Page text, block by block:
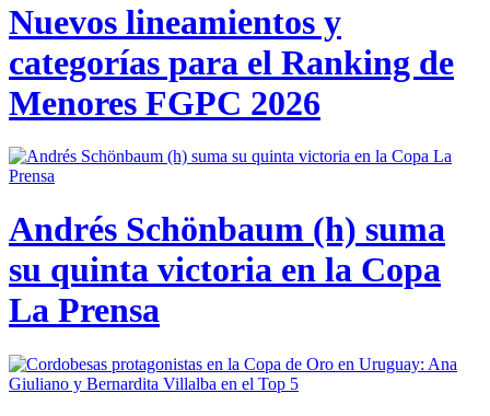
Nuevos lineamientos y
categorías para el Ranking de
Menores FGPC 2026
Andrés Schönbaum (h) suma
su quinta victoria en la Copa
La Prensa